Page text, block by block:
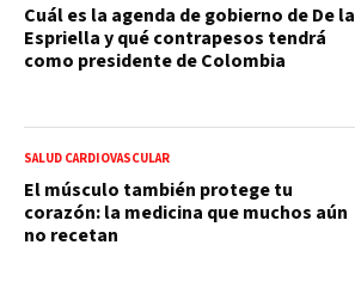
Cuál es la agenda de gobierno de De la
Espriella y qué contrapesos tendrá
como presidente de Colombia
SALUD CARDIOVASCULAR
El músculo también protege tu
corazón: la medicina que muchos aún
no recetan